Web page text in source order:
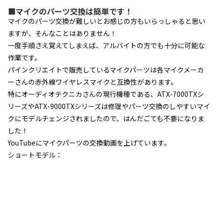
■マイクのパーツ交換は簡単です！
マイクのパーツ交換が難しいとお感じの方もいらっしゃると思い
ますが、そんなことはありません！
一度手順さえ覚えてしまえば、アルバイトの方でも十分に可能な
作業です。
パインクリエイトで販売しているマイクパーツは各マイクメーカ
ーさんの赤外線ワイヤレスマイクと互換性があります。
特にオーディオテクニカさんの現行機種である、ATX-7000TXシ
リーズやATX-9000TXシリーズは修理やパーツ交換のしやすいマイ
クにモデルチェンジされましたので、はんだごても不要になりま
した！
YouTubeにマイクパーツの交換動画を上げています。
ショートモデル：